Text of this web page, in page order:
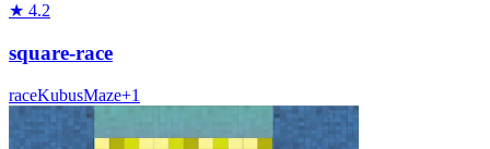
★ 4.2
square-race
raceKubusMaze+1